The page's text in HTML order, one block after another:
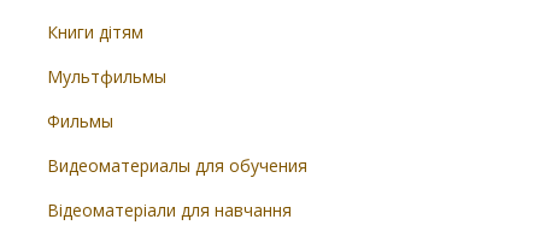
Книги дітям
Мультфильмы
Фильмы
Видеоматериалы для обучения
Відеоматеріали для навчання